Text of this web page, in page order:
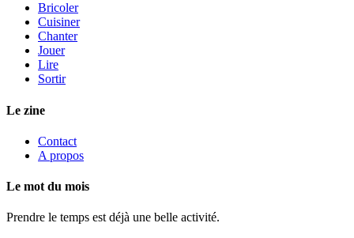
Bricoler
Cuisiner
Chanter
Jouer
Lire
Sortir
Le zine
Contact
A propos
Le mot du mois
Prendre le temps est déjà une belle activité.